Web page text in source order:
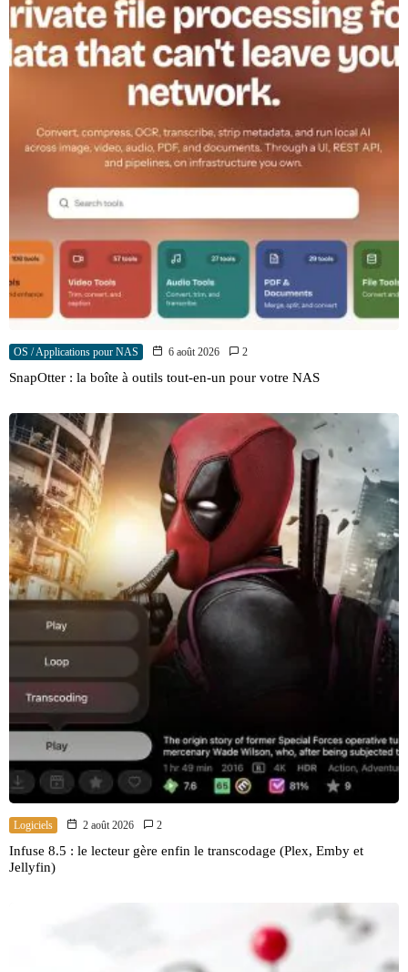
OS / Applications pour NAS 6 août 2026 2
SnapOtter : la boîte à outils tout-en-un pour votre NAS
Logiciels 2 août 2026 2
Infuse 8.5 : le lecteur gère enfin le transcodage (Plex, Emby et
Jellyfin)